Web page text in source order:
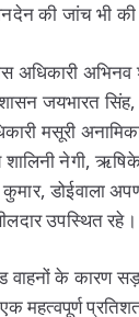
की जांच भी की
अधिकारी अभिनव
जयभारत
मसूरी
शालिनी नेगी,
डोईवाला
उपस्थित रहे।
वाहनों के कारण
एक महत्वपूर्ण